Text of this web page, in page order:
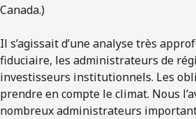
Canada.)
Il s’agissait d’une analyse très
fiduciaire, les administrateurs de
investisseurs institutionnels. Les
prendre en compte le climat. Nous
nombreux administrateurs